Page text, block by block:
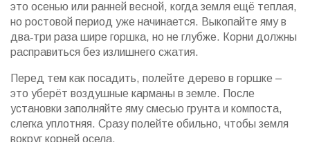
это осенью или ранней весной, когда земля ещё теплая,
но ростовой период уже начинается. Выкопайте яму в
два‑три раза шире горшка, но не глубже. Корни должны
расправиться без излишнего сжатия.
Перед тем как посадить, полейте дерево в горшке –
это уберёт воздушные карманы в земле. После
установки заполняйте яму смесью грунта и компоста,
слегка уплотняя. Сразу полейте обильно, чтобы земля
вокруг корней осела.